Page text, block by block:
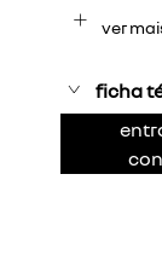
ver
ficha